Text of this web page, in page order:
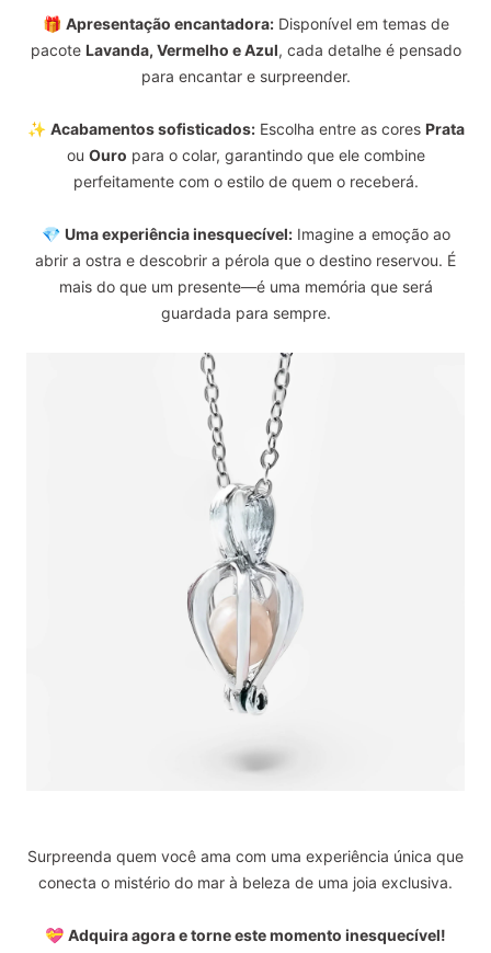
🎁 Apresentação encantadora: Disponível em temas de
pacote Lavanda, Vermelho e Azul, cada detalhe é pensado
para encantar e surpreender.
✨ Acabamentos sofisticados: Escolha entre as cores Prata
ou Ouro para o colar, garantindo que ele combine
perfeitamente com o estilo de quem o receberá.
💎 Uma experiência inesquecível: Imagine a emoção ao
abrir a ostra e descobrir a pérola que o destino reservou. É
mais do que um presente—é uma memória que será
guardada para sempre.
Surpreenda quem você ama com uma experiência única que
conecta o mistério do mar à beleza de uma joia exclusiva.
💝 Adquira agora e torne este momento inesquecível!